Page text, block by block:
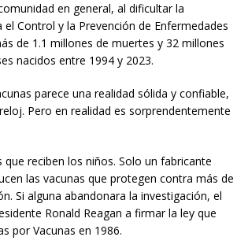
en general, al dificultar la
Control y la Prevención de Enfermedades
de 1.1 millones de muertes y 32 millones
nacidos entre 1994 y 2023.
parece una realidad sólida y confiable,
Pero en realidad es sorprendentemente
reciben los niños. Solo un fabricante
las vacunas que protegen contra más de
Si alguna abandonara la investigación, el
Ronald Reagan a firmar la ley que
por Vacunas en 1986.